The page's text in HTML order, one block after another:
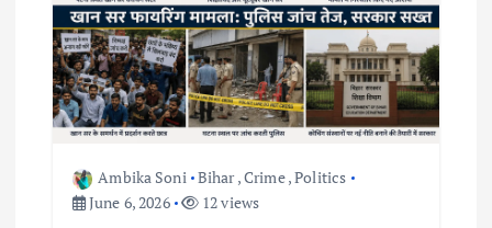
g
a
t
Ambika Soni Bihar,Crime,Politics
June 6, 2026
12 views